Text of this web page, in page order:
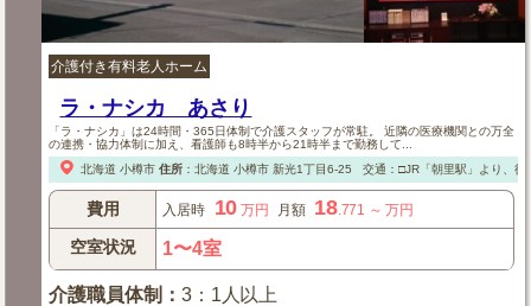
介護付き有料老人ホーム
ラ・ナシカ あさり
「ラ・ナシカ」は24時間・365日体制で介護スタッフが常駐。 近隣の医療機関との万全
の連携・協力体制に加え、看護師も8時半から21時半まで勤務して...
北海道 小樽市 住所： 北海道 小樽市新光1丁目6-25 交通：□JR「朝里駅」より、徒
費用 入居時 10 万円 月額 18.771 ～万円
空室状況 1〜4室
介護職員体制 ：3：1人以上